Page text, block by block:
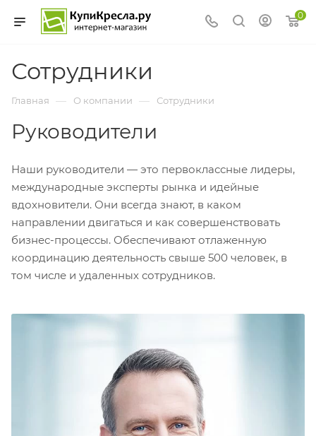
0
Сотрудники
Главная — О компании — Сотрудники
Руководители
Наши руководители — это первоклассные лидеры,
международные эксперты рынка и идейные
вдохновители. Они всегда знают, в каком
направлении двигаться и как совершенствовать
бизнес-процессы. Обеспечивают отлаженную
координацию деятельность свыше 500 человек, в
том числе и удаленных сотрудников.